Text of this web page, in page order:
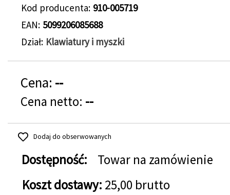
Kod producenta 910-005719
EAN 5099206085688
Dział Klawiatury i myszki
Cena: --
Cena netto: --
Dodaj do obserwowanych
Dostępność:
Towar na zamówienie
Koszt dostawy: 25,00 brutto